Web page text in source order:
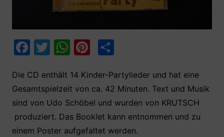
F
c
e
b
o
T
itt
er
W
at
s
A
p
Pi
er
e
st
T
le
n
Die CD enthält 14 Kinder-Partylieder und hat eine
Gesamtspielzeit von ca. 42 Minuten. Text und Musik
sind von Udo Schöbel und wurden von KRUTSCH​
produziert. Das Booklet kann entnommen und zu
einem Poster aufgefaltet werden.